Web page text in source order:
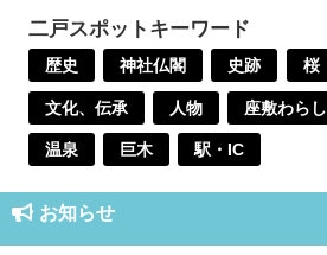
二戸スポットキーワード
歴史 神社仏閣 史跡 桜
文化、伝承 人物 座敷わらし
温泉 巨木 駅・IC
お知らせ